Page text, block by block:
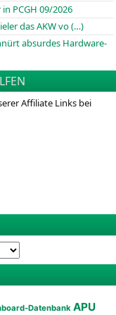
PCGH 09/2026
das AKW vo (…)
absurdes Hardware-
Affiliate Links bei
Datenbank APU